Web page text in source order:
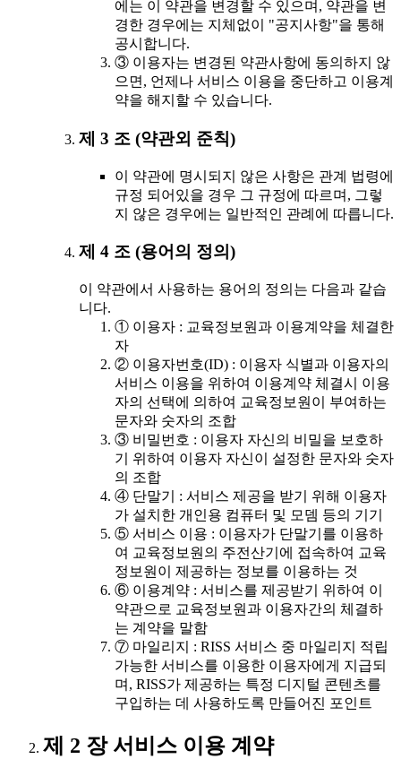
에는 이 약관을 변경할 수 있으며, 약관을 변
경한 경우에는 지체없이 "공지사항"을 통해
공시합니다.
③ 이용자는 변경된 약관사항에 동의하지 않
으면, 언제나 서비스 이용을 중단하고 이용계
약을 해지할 수 있습니다.
제 3 조 (약관외 준칙)
이 약관에 명시되지 않은 사항은 관계 법령에
규정 되어있을 경우 그 규정에 따르며, 그렇
지 않은 경우에는 일반적인 관례에 따릅니다.
제 4 조 (용어의 정의)
이 약관에서 사용하는 용어의 정의는 다음과 같습
니다.
① 이용자 : 교육정보원과 이용계약을 체결한
자
② 이용자번호(ID) : 이용자 식별과 이용자의
서비스 이용을 위하여 이용계약 체결시 이용
자의 선택에 의하여 교육정보원이 부여하는
문자와 숫자의 조합
③ 비밀번호 : 이용자 자신의 비밀을 보호하
기 위하여 이용자 자신이 설정한 문자와 숫자
의 조합
④ 단말기 : 서비스 제공을 받기 위해 이용자
가 설치한 개인용 컴퓨터 및 모뎀 등의 기기
⑤ 서비스 이용 : 이용자가 단말기를 이용하
여 교육정보원의 주전산기에 접속하여 교육
정보원이 제공하는 정보를 이용하는 것
⑥ 이용계약 : 서비스를 제공받기 위하여 이
약관으로 교육정보원과 이용자간의 체결하
는 계약을 말함
⑦ 마일리지 : RISS 서비스 중 마일리지 적립
가능한 서비스를 이용한 이용자에게 지급되
며, RISS가 제공하는 특정 디지털 콘텐츠를
구입하는 데 사용하도록 만들어진 포인트
제 2 장 서비스 이용 계약